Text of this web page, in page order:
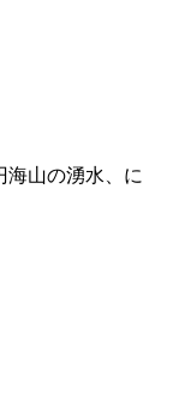
海山の湧水、に